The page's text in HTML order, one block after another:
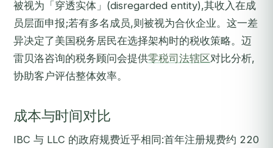
被视为「穿透实体」(disregarded entity),其收入在成
员层面申报;若有多名成员,则被视为合伙企业。这一差
异决定了美国税务居民在选择架构时的税收策略。迈
雷贝洛咨询的税务顾问会提供零税司法辖区对比分析,
协助客户评估整体效率。
成本与时间对比
IBC 与 LLC 的政府规费近乎相同:首年注册规费约 220